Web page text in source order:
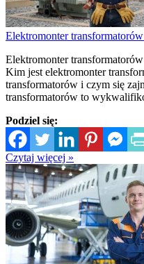
Elektromonter
Elektromonter
Kim jest elektromonter
transformatorów i czym się
transformatorów to
Podziel się:
Czytaj więcej »